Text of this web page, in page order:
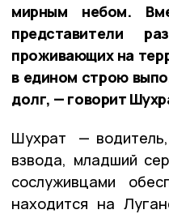
мирным небом.
представители
проживающих на
в едином строю
долг, — говорит
Шухрат — водитель,
взвода, младший
сослуживцами
находится на